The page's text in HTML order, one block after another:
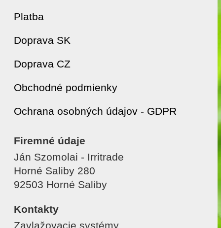
Platba
Doprava SK
Doprava CZ
Obchodné podmienky
Ochrana osobných údajov - GDPR
Firemné údaje
Ján Szomolai - Irritrade
Horné Saliby 280
92503 Horné Saliby
Kontakty
Zavlažovacie systémy